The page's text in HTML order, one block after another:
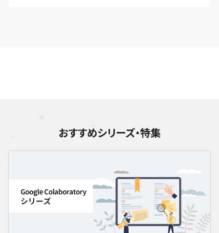
おすすめシリーズ・特集